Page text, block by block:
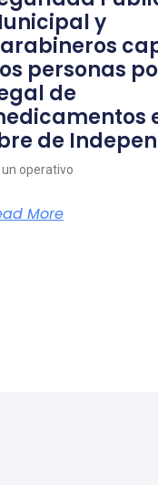
y
personas
de
de
un operativo
More